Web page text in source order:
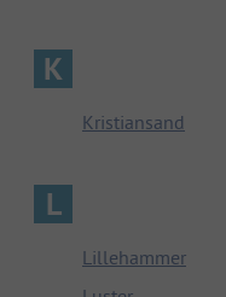
K
Kristiansand
L
Lillehammer